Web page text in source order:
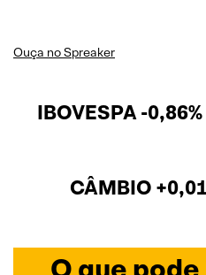
Ouça no Spreaker
IBOVESPA -
CÂMBIO